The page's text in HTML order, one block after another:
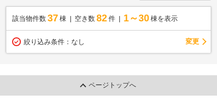
該当物件数 37棟 空き数 82 件 1～30 棟を表示
絞り込み条件： なし 変更
ページトップへ